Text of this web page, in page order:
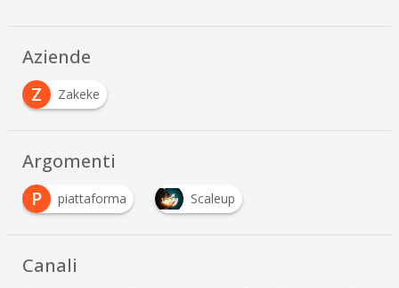
Aziende
Z
Zakeke
Argomenti
P
piattaforma Scaleup
Canali